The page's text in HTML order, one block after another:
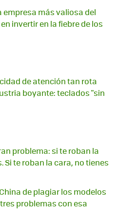
empresa más valiosa del
invertir en la fiebre de los
de atención tan rota
boyante: teclados "sin
problema: si te roban la
te roban la cara, no tienes
de plagiar los modelos
problemas con esa